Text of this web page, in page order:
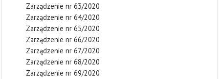
Zarządzenie nr 63/2020
Zarządzenie nr 64/2020
Zarządzenie nr 65/2020
Zarządzenie nr 66/2020
Zarządzenie nr 67/2020
Zarządzenie nr 68/2020
Zarządzenie nr 69/2020